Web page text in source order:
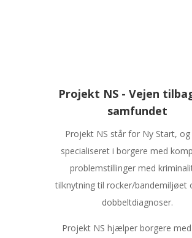
Projekt NS - Vejen
samfundet
Projekt NS står for Ny Start, og
specialiseret i borgere med
problemstillinger med
tilknytning til rocker/bandemiljøet
dobbeltdiagnoser.
Projekt NS hjælper borgere